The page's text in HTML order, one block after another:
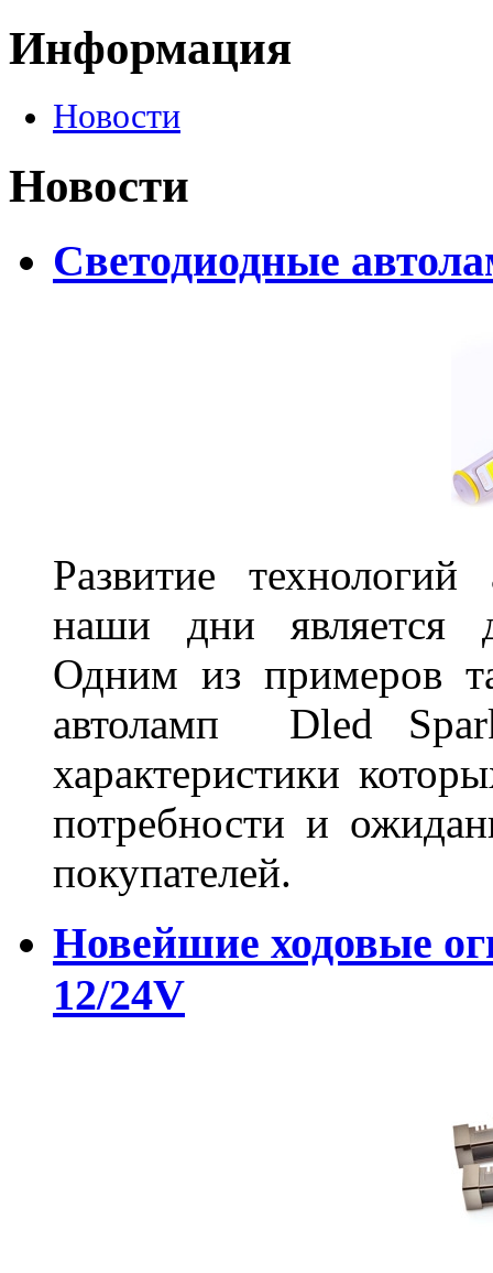
Информация
Новости
Новости
Светодиодные
Развитие
наши дни является
Одним из примеров
автоламп Dled
характеристики
потребности и
покупателей.
Новейшие ходовые
12/24V